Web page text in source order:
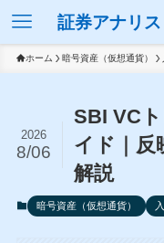
証券アナリ
ホーム 暗号資産（仮想通貨）
SBI VC
イド｜反
解説
2026
8/06
暗号資産（仮想通貨）